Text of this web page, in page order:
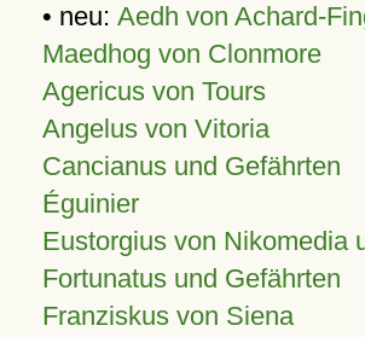
• neu: Aedh von Achard-
Maedhog von Clonmore
Agericus von Tours
Angelus von Vitoria
Cancianus und Gefährten
Éguinier
Eustorgius von Nikomedia
Fortunatus und Gefährten
Franziskus von Siena